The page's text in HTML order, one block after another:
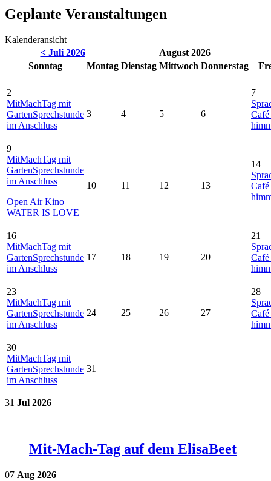
Geplante Veranstaltungen
Kalenderansicht
< Juli 2026
August 2026
Sonntag Montag Dienstag Mittwoch Donnerstag Fr
2
MitMachTag mit
GartenSprechstunde
im Anschluss
3 4 5 6
7
9
MitMachTag mit
GartenSprechstunde
im Anschluss
Open Air Kino
WATER IS LOVE
10 11 12 13
14
16
MitMachTag mit
GartenSprechstunde
im Anschluss
17 18 19 20
21
23
MitMachTag mit
GartenSprechstunde
im Anschluss
24 25 26 27
28
30
MitMachTag mit
GartenSprechstunde
im Anschluss
31
31 Jul 2026
Mit-Mach-Tag auf dem ElisaBeet
07 Aug 2026